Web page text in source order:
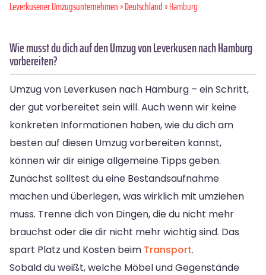
Leverkusener Umzugsunternehmen»Deutschland» Hamburg
Wie musst du dich auf den Umzug von Leverkusen nach Hamburg
vorbereiten?
Umzug von Leverkusen nach Hamburg – ein Schritt,
der gut vorbereitet sein will. Auch wenn wir keine
konkreten Informationen haben, wie du dich am
besten auf diesen Umzug vorbereiten kannst,
können wir dir einige allgemeine Tipps geben.
Zunächst solltest du eine Bestandsaufnahme
machen und überlegen, was wirklich mit umziehen
muss. Trenne dich von Dingen, die du nicht mehr
brauchst oder die dir nicht mehr wichtig sind. Das
spart Platz und Kosten beim Transport.
Sobald du weißt, welche Möbel und Gegenstände